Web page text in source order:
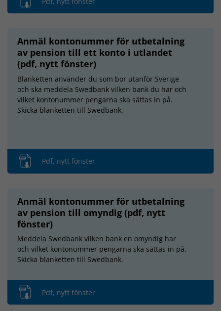
Anmäl kontonummer för utbetalning
av pension till ett konto i utlandet
(pdf, nytt fönster)
Blanketten använder du som bor utanför Sverige
och ska meddela Swedbank vilken bank du har och
vilket kontonummer pengarna ska sättas in på.
Skicka blanketten till Swedbank.
Pdf, nytt fönster
Anmäl kontonummer för utbetalning
av pension till omyndig (pdf, nytt
fönster)
Meddela Swedbank vilken bank en omyndig har
och vilket kontonummer pengarna ska sättas in på.
Skicka blanketten till Swedbank.
Pdf, nytt fönster